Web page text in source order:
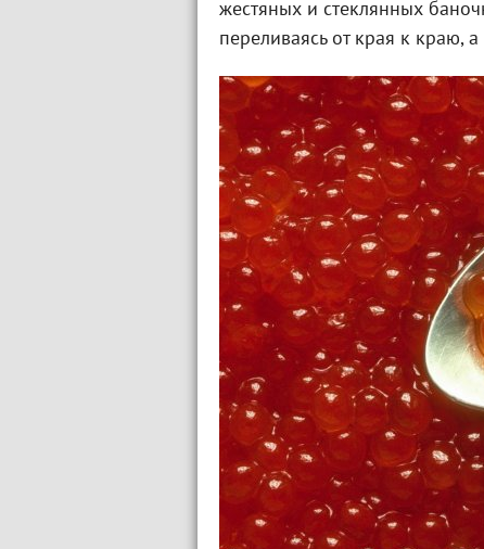
жестяных и стеклянных
переливаясь от края к краю,